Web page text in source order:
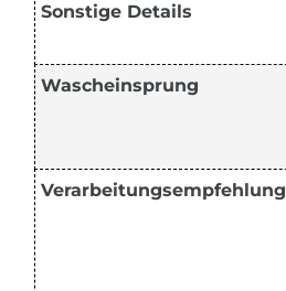
Sonstige Details
Wascheinsprung
Verarbeitungsempfehlung